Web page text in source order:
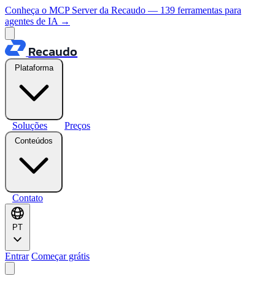
Conheça o MCP Server da Recaudo — 139 ferramentas para
agentes de IA →
Recaudo
Plataforma
Soluções Preços
Conteúdos
Contato
PT
Entrar Começar grátis